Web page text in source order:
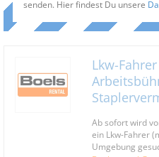
senden. Hier findest Du unsere
Lkw-
Ab sofort wird
ein Lkw-Fahrer
Umgebung